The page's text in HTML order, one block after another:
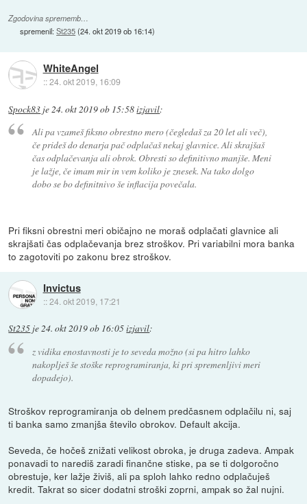
Zgodovina sprememb…
spremenil:St235(24. okt 2019 ob 16:14)
WhiteAngel
::24. okt 2019, 16:09
Spock83 je24. okt 2019 ob 15:58izjavil:
Ali pa vzameš fiksno obrestno mero (čegledaš za 20 let ali več),
če prideš do denarja pač odplačaš nekaj glavnice. Ali skrajšaš
čas odplačevanja ali obrok. Obresti so definitivno manjše. Meni
je lažje, če imam mir in vem koliko je znesek. Na tako dolgo
dobo se bo definitnivo še inflacija povečala.
Pri fiksni obrestni meri običajno ne moraš odplačati glavnice ali
skrajšati čas odplačevanja brez stroškov. Pri variabilni mora banka
to zagotoviti po zakonu brez stroškov.
Invictus
::24. okt 2019, 17:21
St235 je24. okt 2019 ob 16:05izjavil:
z vidika enostavnosti je to seveda možno (si pa hitro lahko
nakoplješ še stoške reprogramiranja, ki pri spremenljivi meri
dopadejo).
Stroškov reprogramiranja ob delnem predčasnem odplačilu ni, saj
ti banka samo zmanjša število obrokov. Default akcija.
Seveda, če hočeš znižati velikost obroka, je druga zadeva. Ampak
ponavadi to narediš zaradi finančne stiske, pa se ti dolgoročno
obrestuje, ker lažje živiš, ali pa sploh lahko redno odplačuješ
kredit. Takrat so sicer dodatni stroški zoprni, ampak so žal nujni.